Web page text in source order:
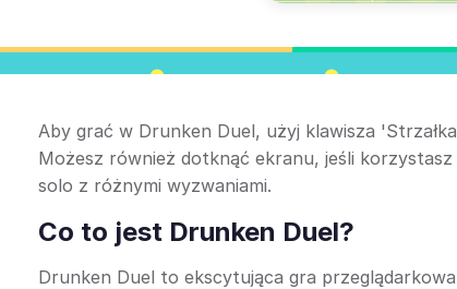
Aby grać w Drunken Duel, użyj klawisza
Możesz również dotknąć ekranu, jeśli
solo z różnymi wyzwaniami.
Co to jest Drunken Duel?
Drunken Duel to ekscytująca gra